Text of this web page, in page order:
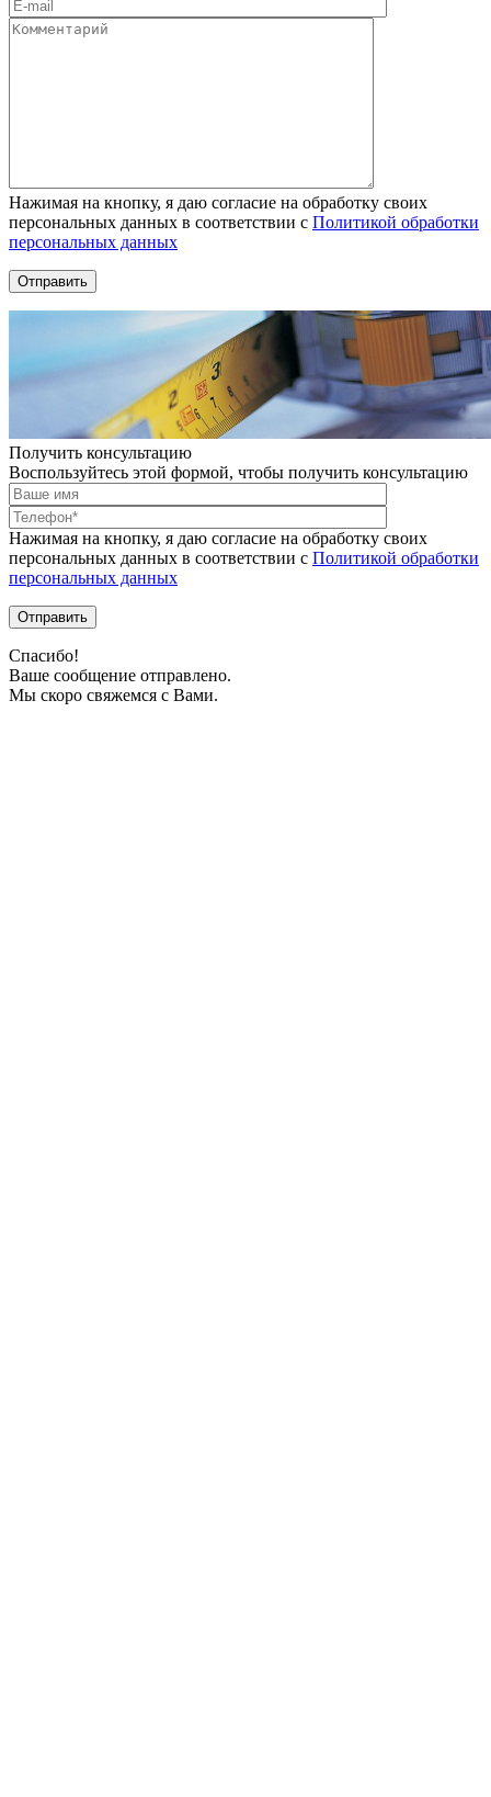
Нажимая на кнопку, я даю согласие на обработку своих
персональных данных в соответствии с Политикой обработки
персональных данных
Получить консультацию
Воспользуйтесь этой формой, чтобы получить консультацию
Нажимая на кнопку, я даю согласие на обработку своих
персональных данных в соответствии с Политикой обработки
персональных данных
Спасибо!
Ваше сообщение отправлено.
Мы скоро свяжемся с Вами.